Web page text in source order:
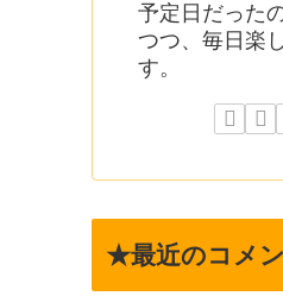
予定日だった
つつ、毎日楽
す。
★最近のコメ